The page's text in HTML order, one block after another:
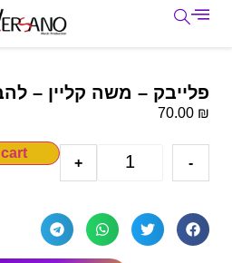
פלייבק – משה קליין –
70.00 ₪
-
+